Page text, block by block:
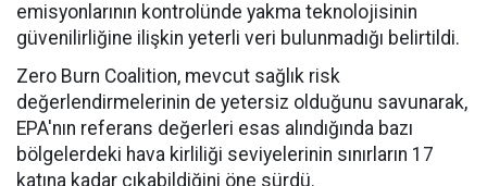
emisyonlarının kontrolünde yakma teknolojisinin
güvenilirliğine ilişkin yeterli veri bulunmadığı belirtildi.
Zero Burn Coalition, mevcut sağlık risk
değerlendirmelerinin de yetersiz olduğunu savunarak,
EPA'nın referans değerleri esas alındığında bazı
bölgelerdeki hava kirliliği seviyelerinin sınırların 17
katına kadar çıkabildiğini öne sürdü.